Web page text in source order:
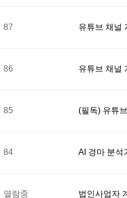
87 유튜브 채널
86 유튜브 채널
85 (필독) 유튜
84 AI 경마 분석
열람중 법인사업자